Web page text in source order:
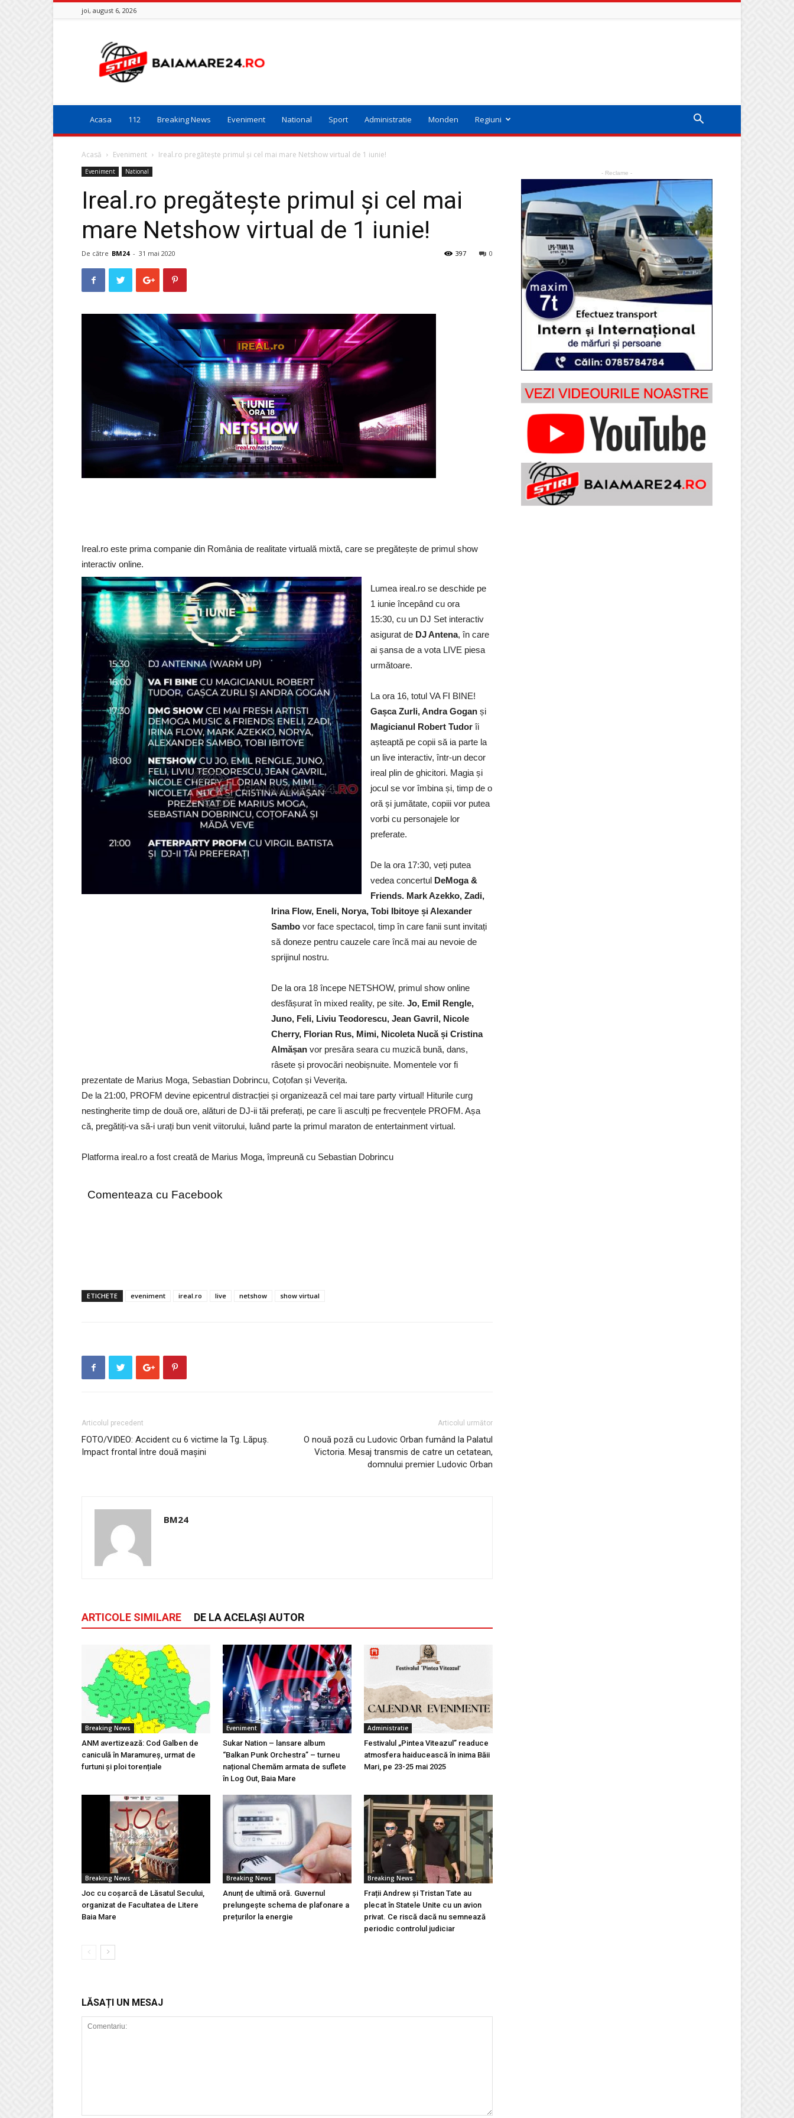
joi, august 6, 2026
Baia
Mare
24
Acasa 112 Breaking News Eveniment National Sport Administratie Monden Regiuni
Acasă Eveniment Ireal.ro pregătește primul și cel mai mare Netshow virtual de 1 iunie!
Eveniment National
Ireal.ro pregătește primul și cel mai
mare Netshow virtual de 1 iunie!
De către BM24 - 31 mai 2020 0
397
Ireal.ro este prima companie din România de realitate virtuală mixtă, care se pregătește de primul show
interactiv online.
Lumea ireal.ro se deschide pe
1 iunie începând cu ora
15:30, cu un DJ Set interactiv
asigurat de DJ Antena, în care
ai șansa de a vota LIVE piesa
următoare.
La ora 16, totul VA FI BINE!
Gașca Zurli, Andra Gogan și
Magicianul Robert Tudor îi
așteaptă pe copii să ia parte la
un live interactiv, într-un decor
ireal plin de ghicitori. Magia și
jocul se vor îmbina și, timp de o
oră și jumătate, copiii vor putea
vorbi cu personajele lor
preferate.
De la ora 17:30, veți putea
vedea concertul DeMoga &
Friends. Mark Azekko, Zadi,
Irina Flow, Eneli, Norya, Tobi Ibitoye și Alexander
Sambo vor face spectacol, timp în care fanii sunt invitați
să doneze pentru cauzele care încă mai au nevoie de
sprijinul nostru.
De la ora 18 începe NETSHOW, primul show online
desfășurat în mixed reality, pe site. Jo, Emil Rengle,
Juno, Feli, Liviu Teodorescu, Jean Gavril, Nicole
Cherry, Florian Rus, Mimi, Nicoleta Nucă și Cristina
Almășan vor presăra seara cu muzică bună, dans,
râsete și provocări neobișnuite. Momentele vor fi
prezentate de Marius Moga, Sebastian Dobrincu, Coțofan și Veverița.
De la 21:00, PROFM devine epicentrul distracției și organizează cel mai tare party virtual! Hiturile curg
nestingherite timp de două ore, alături de DJ-ii tăi preferați, pe care îi asculți pe frecvențele PROFM. Așa
că, pregătiți-va să-i urați bun venit viitorului, luând parte la primul maraton de entertainment virtual.
Platforma ireal.ro a fost creată de Marius Moga, împreună cu Sebastian Dobrincu
Comenteaza cu Facebook
ETICHETE eveniment ireal.ro live netshow show virtual
Articolul precedent
FOTO/VIDEO: Accident cu 6 victime la Tg. Lăpuș.
Impact frontal între două mașini
Articolul următor
O nouă poză cu Ludovic Orban fumând la Palatul
Victoria. Mesaj transmis de catre un cetatean,
domnului premier Ludovic Orban
BM24
ARTICOLE SIMILARE DE LA ACELAȘI AUTOR
Breaking News
ANM avertizează: Cod Galben de
caniculă în Maramureș, urmat de
furtuni și ploi torențiale
Eveniment
Sukar Nation – lansare album
“Balkan Punk Orchestra” – turneu
național Chemăm armata de suflete
în Log Out, Baia Mare
Administratie
Festivalul „Pintea Viteazul” readuce
atmosfera haiducească în inima Băii
Mari, pe 23-25 mai 2025
Breaking News
Joc cu coșarcă de Lăsatul Secului,
organizat de Facultatea de Litere
Baia Mare
Breaking News
Anunț de ultimă oră. Guvernul
prelungește schema de plafonare a
prețurilor la energie
Breaking News
Frații Andrew și Tristan Tate au
plecat în Statele Unite cu un avion
privat. Ce riscă dacă nu semnează
periodic controlul judiciar
LĂSAȚI UN MESAJ
- Reclame -